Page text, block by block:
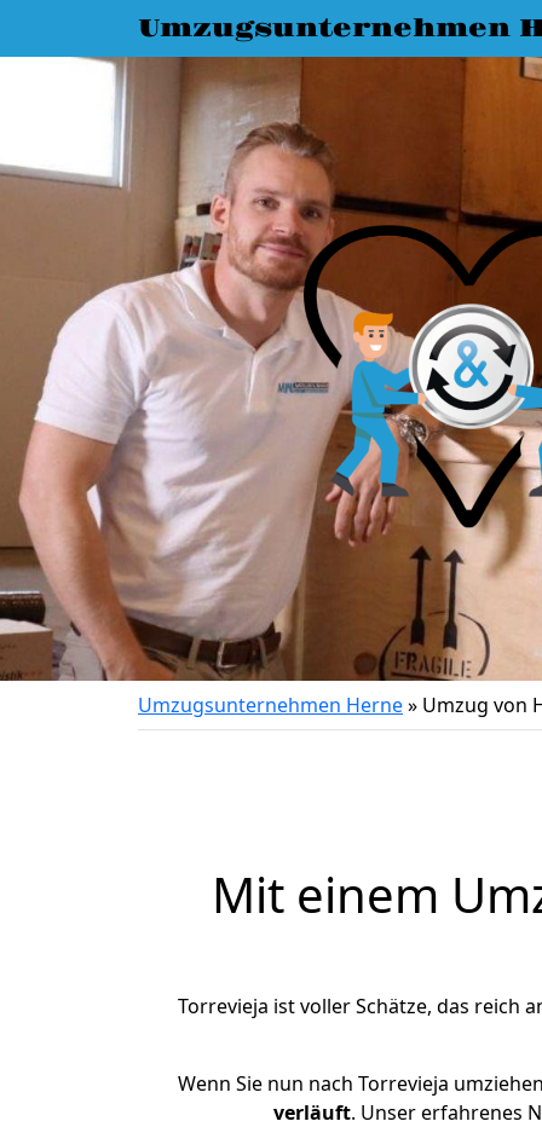
Umzugsunternehmen
Umzugsunternehmen Herne» Umzug von
Mit einem
Torrevieja ist voller Schätze, das reich
Wenn Sie nun nach Torrevieja
verläuft. Unser erfahrenes